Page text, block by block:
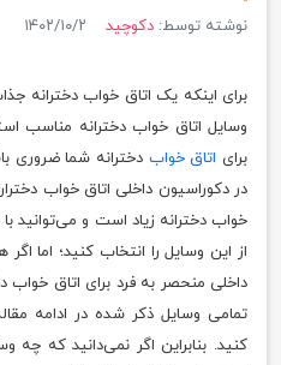
نوشته توسط: دکوچید ۱۴۰۲/۱۰/۲
برای اینکه یک اتاق خواب دخترانه
وسایل اتاق خواب دخترانه مناسب
برای اتاق خواب دخترانه شما ضروری
در دکوراسیون داخلی اتاق خواب
خواب دخترانه زیاد است و می‌توانید
از این وسایل را انتخاب کنید؛ اما
داخلی منحصر به فرد برای اتاق
تمامی وسایل ذکر شده در ادامه
کنید. بنابراین اگر نمی‌دانید که چه